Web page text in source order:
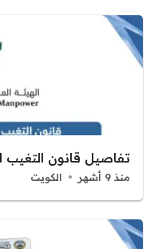
تفاصيل قانون التغيب
منذ 9 أشهر الكويت